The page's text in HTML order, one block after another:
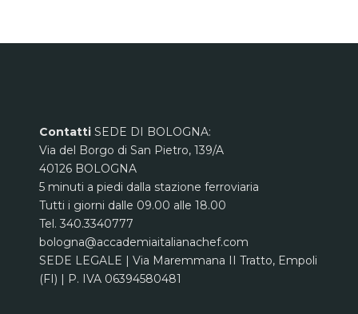
Contatti SEDE DI BOLOGNA:
Via del Borgo di San Pietro, 139/A
40126 BOLOGNA
5 minuti a piedi dalla stazione ferroviaria
Tutti i giorni dalle 09.00 alle 18.00
Tel. 340.3340777
bologna@accademiaitalianachef.com
SEDE LEGALE | Via Maremmana II Tratto, Empoli
(FI) | P. IVA 06394580481